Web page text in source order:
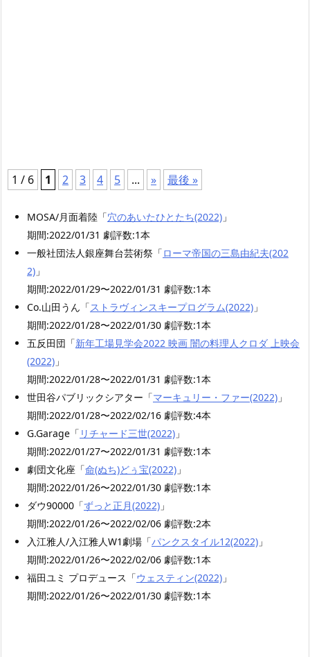
1 / 6 1 2 3 4 5 ... » 最後 »
MOSA/月面着陸「穴のあいたひとたち(2022) 」
期間:2022/01/31 劇評数:1本
一般社団法人銀座舞台芸術祭「ローマ帝国の三島由紀夫(202
2) 」
期間:2022/01/29〜2022/01/31 劇評数:1本
Co.山田うん「ストラヴィンスキープログラム(2022) 」
期間:2022/01/28〜2022/01/30 劇評数:1本
五反田団「新年工場見学会2022 映画 闇の料理人クロダ 上映会
(2022) 」
期間:2022/01/28〜2022/01/31 劇評数:1本
世田谷パブリックシアター「マーキュリー・ファー(2022) 」
期間:2022/01/28〜2022/02/16 劇評数:4本
G.Garage「 リチャード三世(2022) 」
期間:2022/01/27〜2022/01/31 劇評数:1本
劇団文化座「命(ぬち)どぅ宝(2022) 」
期間:2022/01/26〜2022/01/30 劇評数:1本
ダウ90000「ずっと正月(2022) 」
期間:2022/01/26〜2022/02/06 劇評数:2本
入江雅人/入江雅人W1劇場「パンクスタイル12(2022) 」
期間:2022/01/26〜2022/02/06 劇評数:1本
福田ユミ プロデュース「ウェスティン(2022) 」
期間:2022/01/26〜2022/01/30 劇評数:1本